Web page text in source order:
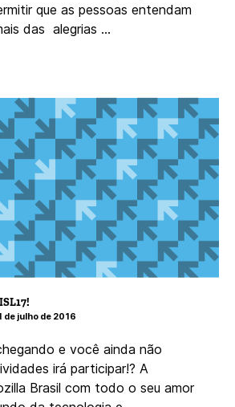
que as pessoas entendam
das alegrias …
de julho de 2016
e você ainda não
irá participar!? A
Brasil com todo o seu amor